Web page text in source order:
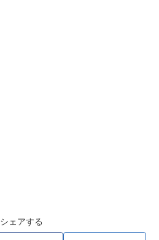
シェアする